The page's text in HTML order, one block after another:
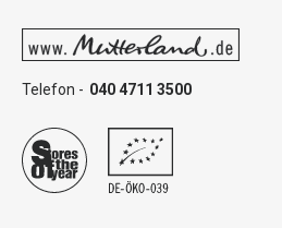
Telefon - 040 4711 3500